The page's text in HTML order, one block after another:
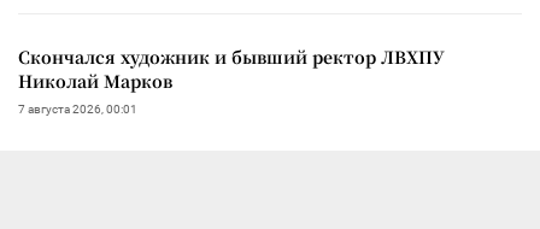
Скончался художник и бывший ректор ЛВХПУ
Николай Марков
7 августа 2026, 00:01